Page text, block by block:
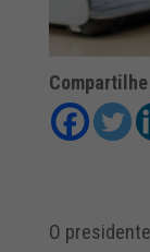
Compartilhe
O